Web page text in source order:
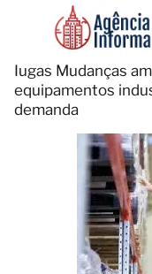
Iugas Mudanças
equipamentos
demanda